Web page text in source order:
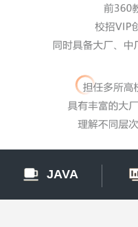
JAVA